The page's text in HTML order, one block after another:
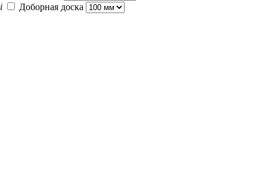
i
Доборная доска